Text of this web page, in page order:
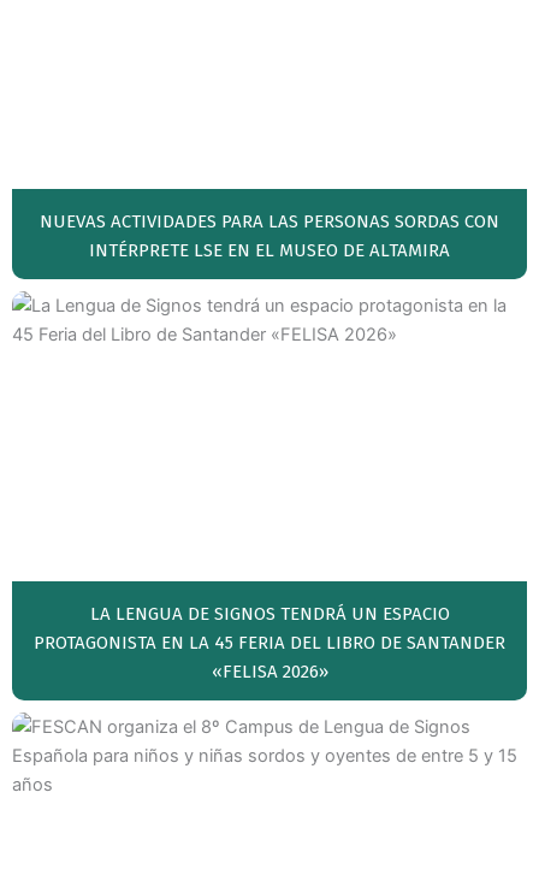
NUEVAS ACTIVIDADES PARA LAS PERSONAS SORDAS CON
INTÉRPRETE LSE EN EL MUSEO DE ALTAMIRA
LA LENGUA DE SIGNOS TENDRÁ UN ESPACIO
PROTAGONISTA EN LA 45 FERIA DEL LIBRO DE SANTANDER
«FELISA 2026»